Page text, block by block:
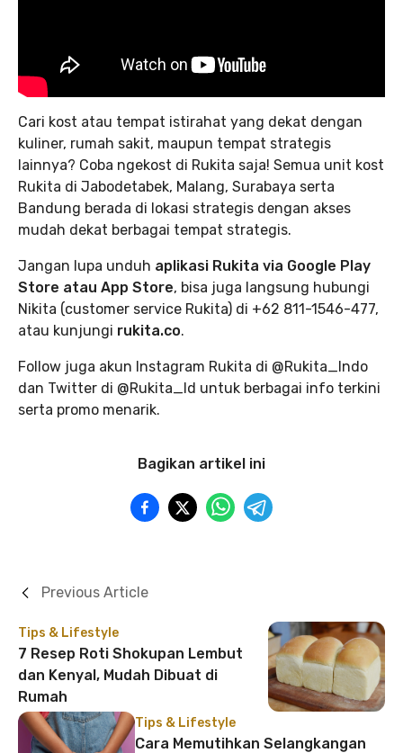
Cari kost atau tempat istirahat yang dekat dengan
kuliner, rumah sakit, maupun tempat strategis
lainnya? Coba ngekost di Rukita saja! Semua unit kost
Rukita di Jabodetabek, Malang, Surabaya serta
Bandung berada di lokasi strategis dengan akses
mudah dekat berbagai tempat strategis.
Jangan lupa unduh aplikasi Rukita via Google Play
Store atau App Store, bisa juga langsung hubungi
Nikita (customer service Rukita) di +62 811-1546-477,
atau kunjungi rukita.co.
Follow juga akun Instagram Rukita di @Rukita_Indo
dan Twitter di @Rukita_Id untuk berbagai info terkini
serta promo menarik.
Bagikan artikel ini
Tips & Lifestyle
7 Resep Roti Shokupan Lembut
dan Kenyal, Mudah Dibuat di
Rumah
Previous Article
Tips & Lifestyle
Cara Memutihkan Selangkangan